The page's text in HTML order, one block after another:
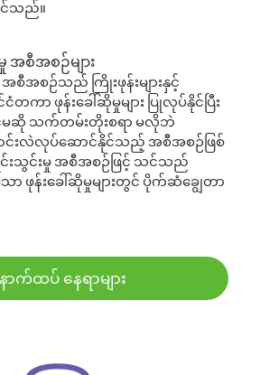
င်သည်။
အစီအစဉ်များ
စီအစဉ်သည် ကြိုးဖုန်းများနှင့်
ငံတကာ ဖုန်းခေါ်ဆိုမှုများ ပြုလုပ်နိုင်ပြီး
ဆို သက်တမ်းတိုးစရာ မလိုဘဲ
င်းလဲလုပ်ဆောင်နိုင်သည့် အစီအစဉ်ဖြစ်
းသွင်းမှု အစီအစဉ်ဖြင့် သင်သည်
ာ ဖုန်းခေါ်ဆိုမှုများတွင် ပိုက်ဆံချွေတာ
ာက်ထပ် နေရာများ